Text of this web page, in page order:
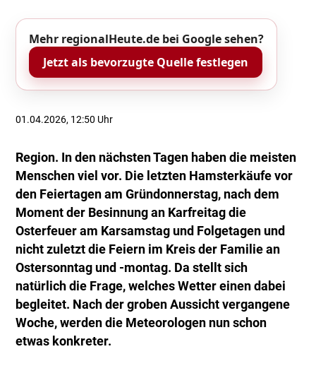
Mehr regionalHeute.de bei Google sehen?
Jetzt als bevorzugte Quelle festlegen
01.04.2026, 12:50 Uhr
Region. In den nächsten Tagen haben die meisten
Menschen viel vor. Die letzten Hamsterkäufe vor
den Feiertagen am Gründonnerstag, nach dem
Moment der Besinnung an Karfreitag die
Osterfeuer am Karsamstag und Folgetagen und
nicht zuletzt die Feiern im Kreis der Familie an
Ostersonntag und -montag. Da stellt sich
natürlich die Frage, welches Wetter einen dabei
begleitet. Nach der groben Aussicht vergangene
Woche, werden die Meteorologen nun schon
etwas konkreter.